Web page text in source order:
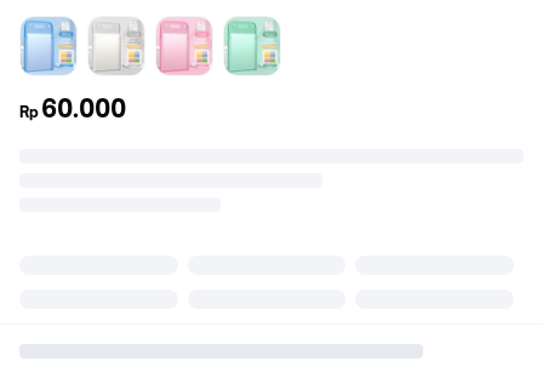
Biru Putih Merah muda
Hijau
Rp 60.000